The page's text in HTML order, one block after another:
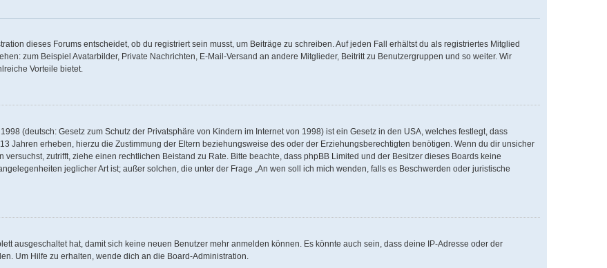
dieses Forums entscheidet, ob du registriert sein musst, um Beiträge zu schreiben. Auf jeden Fall erhältst du als registriertes Mitglied
zum Beispiel Avatarbilder, Private Nachrichten, E-Mail-Versand an andere Mitglieder, Beitritt zu Benutzergruppen und so weiter. Wir
Vorteile bietet.
(deutsch: Gesetz zum Schutz der Privatsphäre von Kindern im Internet von 1998) ist ein Gesetz in den USA, welches festlegt, dass
Jahren erheben, hierzu die Zustimmung der Eltern beziehungsweise des oder der Erziehungsberechtigten benötigen. Wenn du dir unsicher
zutrifft, ziehe einen rechtlichen Beistand zu Rate. Bitte beachte, dass phpBB Limited und der Besitzer dieses Boards keine
jeglicher Art ist; außer solchen, die unter der Frage „An wen soll ich mich wenden, falls es Beschwerden oder juristische
ausgeschaltet hat, damit sich keine neuen Benutzer mehr anmelden können. Es könnte auch sein, dass deine IP-Adresse oder der
Um Hilfe zu erhalten, wende dich an die Board-Administration.